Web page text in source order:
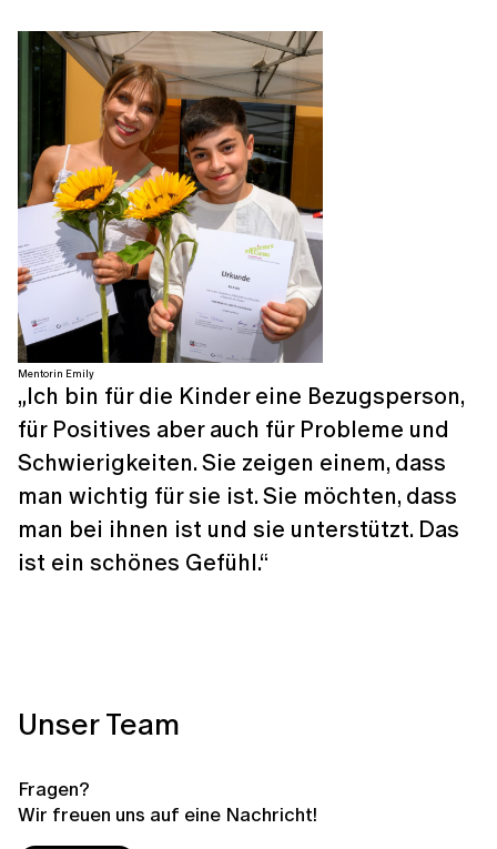
Mentorin Emily
„Ich bin für die Kinder eine Bezugsperson,
für Positives aber auch für Probleme und
Schwierigkeiten. Sie zeigen einem, dass
man wichtig für sie ist. Sie möchten, dass
man bei ihnen ist und sie unterstützt. Das
ist ein schönes Gefühl.“
Unser Team
Fragen?
Wir freuen uns auf eine Nachricht!